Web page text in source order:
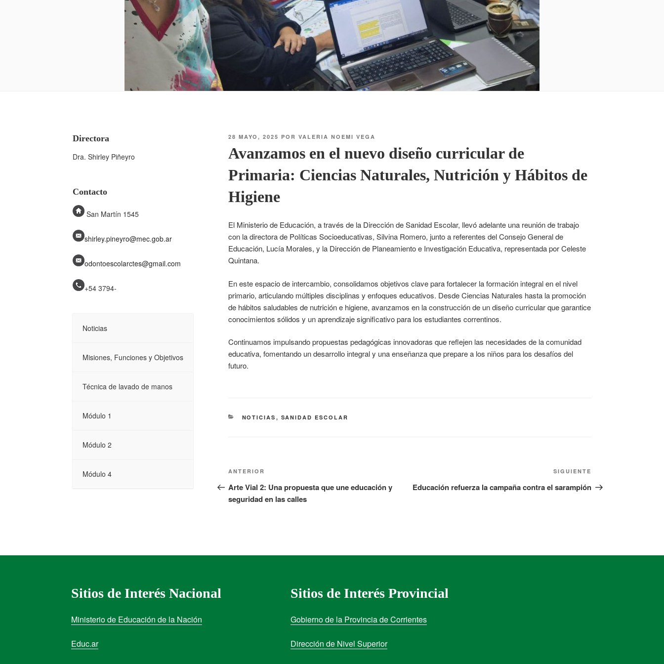
28 MAYO, 2025 POR VALERIA NOEMI VEGA
Avanzamos en el nuevo diseño curricular de
Primaria: Ciencias Naturales, Nutrición y Hábitos de
Higiene
El Ministerio de Educación, a través de la Dirección de Sanidad Escolar, llevó adelante una reunión de trabajo
con la directora de Políticas Socioeducativas, Silvina Romero, junto a referentes del Consejo General de
Educación, Lucía Morales, y la Dirección de Planeamiento e Investigación Educativa, representada por Celeste
Quintana.
En este espacio de intercambio, consolidamos objetivos clave para fortalecer la formación integral en el nivel
primario, articulando múltiples disciplinas y enfoques educativos. Desde Ciencias Naturales hasta la promoción
de hábitos saludables de nutrición e higiene, avanzamos en la construcción de un diseño curricular que garantice
conocimientos sólidos y un aprendizaje significativo para los estudiantes correntinos.
Continuamos impulsando propuestas pedagógicas innovadoras que reflejen las necesidades de la comunidad
educativa, fomentando un desarrollo integral y una enseñanza que prepare a los niños para los desafíos del
futuro.
NOTICIAS , SANIDAD ESCOLAR
ANTERIOR
Arte Vial 2: Una propuesta que une educación y
seguridad en las calles
SIGUIENTE
Educación refuerza la campaña contra el sarampión
Directora
Dra. Shirley Piñeyro
Contacto
San Martín 1545
shirley.pineyro@mec.gob.ar
odontoescolarctes@gmail.com
+54 3794-
Noticias
Misiones, Funciones y Objetivos
Técnica de lavado de manos
Módulo 1
Módulo 2
Módulo 4
Sitios de Interés Nacional
Ministerio de Educación de la Nación
Educ.ar
Sitios de Interés Provincial
Gobierno de la Provincia de Corrientes
Dirección de Nivel Superior